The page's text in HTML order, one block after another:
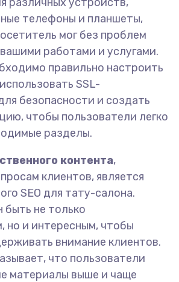
телефоны и планшеты,
мог без проблем
работами и услугами.
правильно настроить
SSL-
безопасности и создать
чтобы пользователи легко
разделы.
контента,
клиентов, является
SEO для тату-салона.
не только
но и интересным, чтобы
внимание клиентов.
что пользователи
материалы выше и чаще